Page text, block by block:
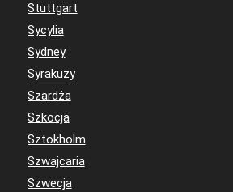
Stuttgart
Sycylia
Sydney
Syrakuzy
Szardża
Szkocja
Sztokholm
Szwajcaria
Szwecja